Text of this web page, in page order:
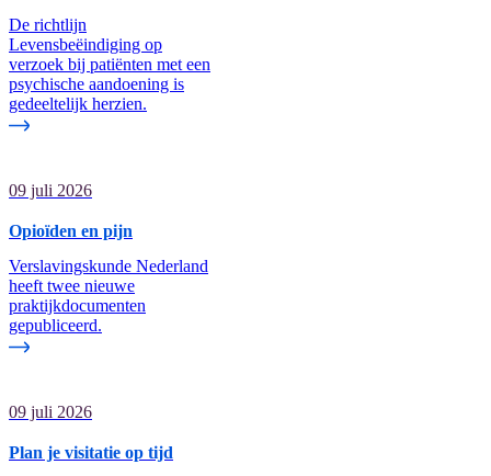
De richtlijn
Levensbeëindiging op
verzoek bij patiënten met een
psychische aandoening is
gedeeltelijk herzien.
09 juli 2026
Opioïden en pijn
Verslavingskunde Nederland
heeft twee nieuwe
praktijkdocumenten
gepubliceerd.
09 juli 2026
Plan je visitatie op tijd